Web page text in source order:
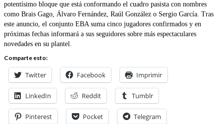
potentísimo bloque que está conformando el cuadro pasista con nombres
como Brais Gago, Álvaro Fernández, Raúl González o Sergio García. Tras
este anuncio, el conjunto EBA suma cinco jugadores confirmados y en
próximas fechas informará a sus seguidores sobre más espectaculares
novedades en su plantel.
Comparte esto:
Twitter Facebook Imprimir
LinkedIn Reddit Tumblr
Pinterest Pocket Telegram